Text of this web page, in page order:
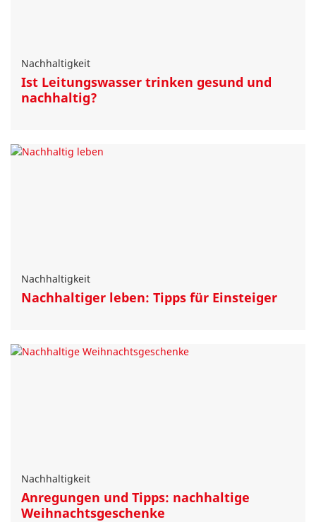
Nachhaltigkeit
Ist Leitungswasser trinken gesund und
nachhaltig?
Nachhaltigkeit
Nachhaltiger leben: Tipps für Einsteiger
Nachhaltigkeit
Anregungen und Tipps: nachhaltige
Weihnachtsgeschenke